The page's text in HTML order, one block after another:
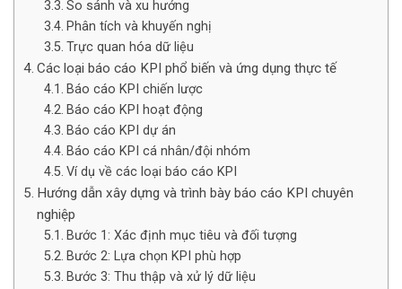
So sánh và xu hướng
Phân tích và khuyến nghị
Trực quan hóa dữ liệu
Các loại báo cáo KPI phổ biến và ứng dụng thực tế
Báo cáo KPI chiến lược
Báo cáo KPI hoạt động
Báo cáo KPI dự án
Báo cáo KPI cá nhân/đội nhóm
Ví dụ về các loại báo cáo KPI
Hướng dẫn xây dựng và trình bày báo cáo KPI chuyên
nghiệp
Bước 1: Xác định mục tiêu và đối tượng
Bước 2: Lựa chọn KPI phù hợp
Bước 3: Thu thập và xử lý dữ liệu